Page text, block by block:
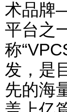
术品牌
平台之
称
发，是
先的海